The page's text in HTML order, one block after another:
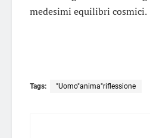
medesimi equilibri cosmici.
Tags: "Uomo"anima"riflessione